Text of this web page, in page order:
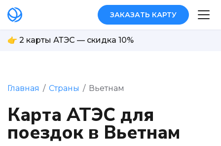
👉 2 карты АТЭС — скидка 10%
ЗАКАЗАТЬ КАРТУ
Главная / Страны / Вьетнам
Карта АТЭС для
поездок в Вьетнам